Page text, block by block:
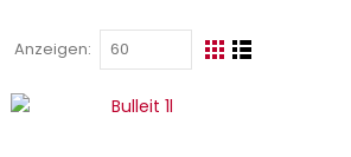
Anzeigen
Ansicht
Raster
Liste
IN DEN WARENKORB